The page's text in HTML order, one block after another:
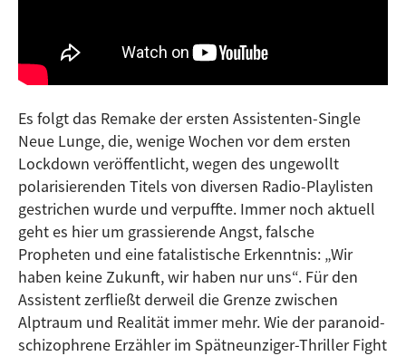
Es folgt das Remake der ersten Assistenten-Single
Neue Lunge, die, wenige Wochen vor dem ersten
Lockdown veröffentlicht, wegen des ungewollt
polarisierenden Titels von diversen Radio-Playlisten
gestrichen wurde und verpuffte. Immer noch aktuell
geht es hier um grassierende Angst, falsche
Propheten und eine fatalistische Erkenntnis: „Wir
haben keine Zukunft, wir haben nur uns“. Für den
Assistent zerfließt derweil die Grenze zwischen
Alptraum und Realität immer mehr. Wie der paranoid-
schizophrene Erzähler im Spätneunziger-Thriller Fight